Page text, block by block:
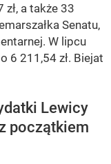
a także 33
Senatu,
W lipcu
6 211,54 zł. Biejat
Lewicy
początkiem